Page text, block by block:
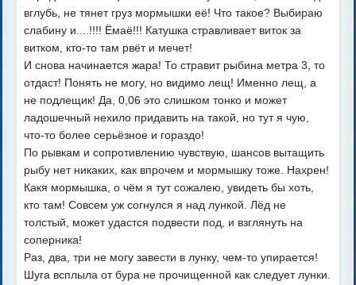
вглубь, не тянет груз мормышки её! Что такое? Выбираю
слабину и....!!!! Ёмаё!!! Катушка стравливает виток за
витком, кто-то там рвёт и мечет!
И снова начинается жара! То стравит рыбина метра 3, то
отдаст! Понять не могу, но видимо лещ! Именно лещ, а
не подлещик! Да, 0,06 это слишком тонко и может
ладошечный нехило придавить на такой, но тут я чую,
что-то более серьёзное и гораздо!
По рывкам и сопротивлению чувствую, шансов вытащить
рыбу нет никаких, как впрочем и мормышку тоже. Нахрен!
Какя мормышка, о чём я тут сожалею, увидеть бы хоть,
кто там! Совсем уж согнулся я над лункой. Лёд не
толстый, может удастся подвести под, и взглянуть на
соперника!
Раз, два, три не могу завести в лунку, чем-то упирается!
Шуга всплыла от бура не прочищенной как следует лунки.